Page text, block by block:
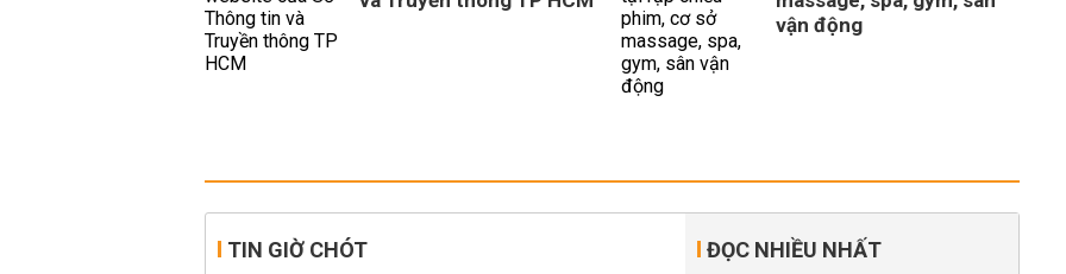
vận động
TIN GIỜ CHÓT ĐỌC NHIỀU NHẤT